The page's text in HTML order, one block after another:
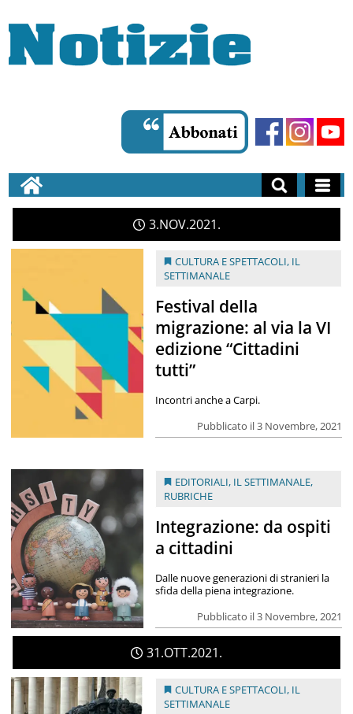
3 NOV 2021
CULTURA E SPETTACOLI, IL
SETTIMANALE
Festival della
migrazione: al via la VI
edizione “Cittadini
tutti”
Pubblicato il 3 Novembre, 2021
Incontri anche a Carpi.
EDITORIALI, IL SETTIMANALE,
RUBRICHE
Integrazione: da ospiti
a cittadini
Pubblicato il 3 Novembre, 2021
Dalle nuove generazioni di stranieri la
sfida della piena integrazione.
31 OTT2021
CULTURA E SPETTACOLI, IL
SETTIMANALE